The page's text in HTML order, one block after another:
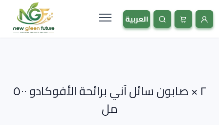
٢ × صابون سائل آني برائحة الأفوكادو ٥٠٠
مل